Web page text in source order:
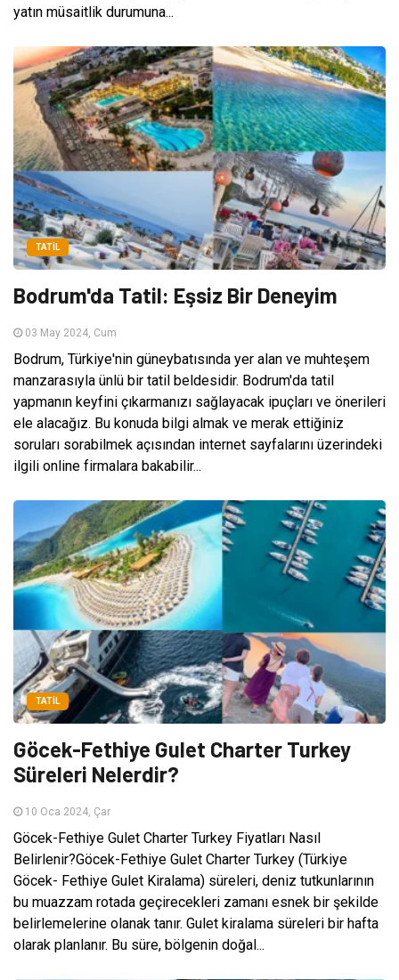
yatın müsaitlik durumuna...
TATIL
Bodrum'da Tatil: Eşsiz Bir Deneyim
03 May 2024, Cum
Bodrum, Türkiye'nin güneybatısında yer alan ve muhteşem
manzarasıyla ünlü bir tatil beldesidir. Bodrum'da tatil
yapmanın keyfini çıkarmanızı sağlayacak ipuçları ve önerileri
ele alacağız. Bu konuda bilgi almak ve merak ettiğiniz
soruları sorabilmek açısından internet sayfalarını üzerindeki
ilgili online firmalara bakabilir...
TATIL
Göcek-Fethiye Gulet Charter Turkey
Süreleri Nelerdir?
10 Oca 2024, Çar
Göcek-Fethiye Gulet Charter Turkey Fiyatları Nasıl
Belirlenir?Göcek-Fethiye Gulet Charter Turkey (Türkiye
Göcek- Fethiye Gulet Kiralama) süreleri, deniz tutkunlarının
bu muazzam rotada geçirecekleri zamanı esnek bir şekilde
belirlemelerine olanak tanır. Gulet kiralama süreleri bir hafta
olarak planlanır. Bu süre, bölgenin doğal...